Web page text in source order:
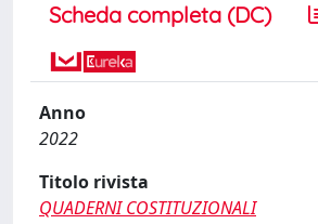
Scheda completa (DC)
Anno
2022
Titolo rivista
QUADERNI COSTITUZIONALI